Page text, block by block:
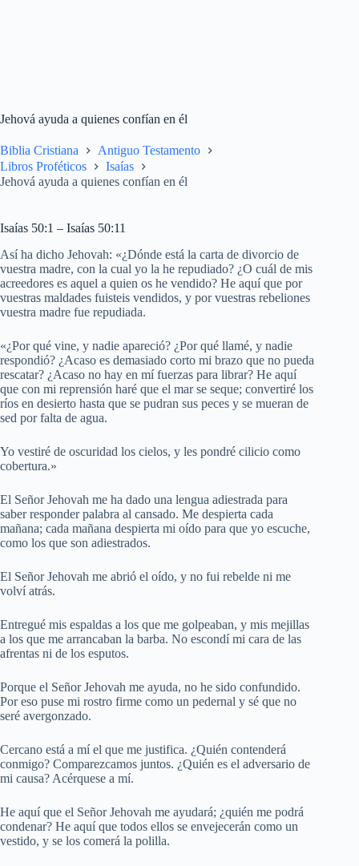
Jehová ayuda a quienes confían en él
Biblia Cristiana
Antiguo Testamento
Libros Proféticos
Isaías
Jehová ayuda a quienes confían en él
Isaías 50:1 – Isaías 50:11
Así ha dicho Jehovah: «¿Dónde está la carta de divorcio de
vuestra madre, con la cual yo la he repudiado? ¿O cuál de mis
acreedores es aquel a quien os he vendido? He aquí que por
vuestras maldades fuisteis vendidos, y por vuestras rebeliones
vuestra madre fue repudiada.
«¿Por qué vine, y nadie apareció? ¿Por qué llamé, y nadie
respondió? ¿Acaso es demasiado corto mi brazo que no pueda
rescatar? ¿Acaso no hay en mí fuerzas para librar? He aquí
que con mi reprensión haré que el mar se seque; convertiré los
ríos en desierto hasta que se pudran sus peces y se mueran de
sed por falta de agua.
Yo vestiré de oscuridad los cielos, y les pondré cilicio como
cobertura.»
El Señor Jehovah me ha dado una lengua adiestrada para
saber responder palabra al cansado. Me despierta cada
mañana; cada mañana despierta mi oído para que yo escuche,
como los que son adiestrados.
El Señor Jehovah me abrió el oído, y no fui rebelde ni me
volví atrás.
Entregué mis espaldas a los que me golpeaban, y mis mejillas
a los que me arrancaban la barba. No escondí mi cara de las
afrentas ni de los esputos.
Porque el Señor Jehovah me ayuda, no he sido confundido.
Por eso puse mi rostro firme como un pedernal y sé que no
seré avergonzado.
Cercano está a mí el que me justifica. ¿Quién contenderá
conmigo? Comparezcamos juntos. ¿Quién es el adversario de
mi causa? Acérquese a mí.
He aquí que el Señor Jehovah me ayudará; ¿quién me podrá
condenar? He aquí que todos ellos se envejecerán como un
vestido, y se los comerá la polilla.